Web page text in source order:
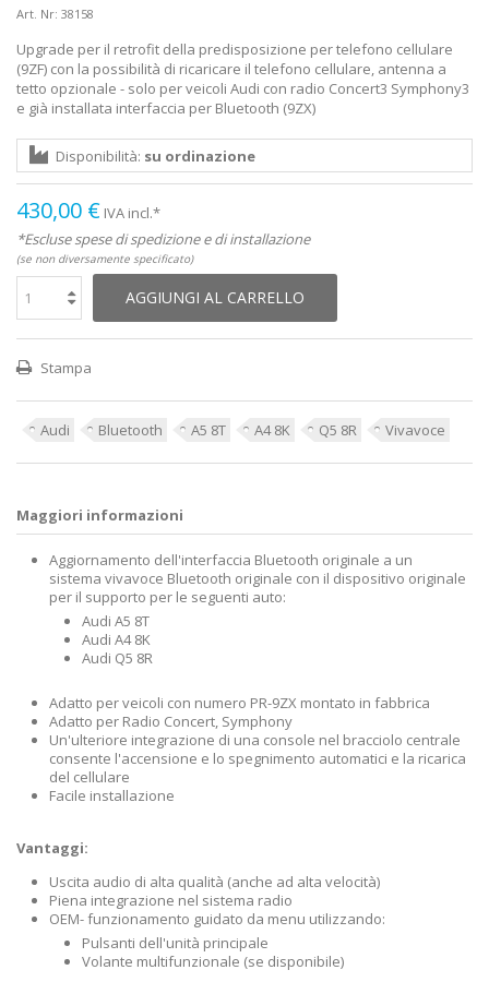
Art. Nr: 38158
Upgrade per il retrofit della predisposizione per telefono cellulare
(9ZF) con la possibilità di ricaricare il telefono cellulare, antenna a
tetto opzionale - solo per veicoli Audi con radio Concert3 Symphony3
e già installata interfaccia per Bluetooth (9ZX)
Disponibilità: su ordinazione
430,00 € IVA incl.*
*Escluse spese di spedizione e di installazione
(se non diversamente specificato)
AGGIUNGI AL CARRELLO
Stampa
Audi Bluetooth A5 8T A4 8K Q5 8R Vivavoce
Maggiori informazioni
Aggiornamento dell'interfaccia Bluetooth originale a un
sistema vivavoce Bluetooth originale con il dispositivo originale
per il supporto per le seguenti auto:
Audi A5 8T
Audi A4 8K
Audi Q5 8R
Adatto per veicoli con numero PR-9ZX montato in fabbrica
Adatto per Radio Concert, Symphony
Un'ulteriore integrazione di una console nel bracciolo centrale
consente l'accensione e lo spegnimento automatici e la ricarica
del cellulare
Facile installazione
Vantaggi:
Uscita audio di alta qualità (anche ad alta velocità)
Piena integrazione nel sistema radio
OEM- funzionamento guidato da menu utilizzando:
Pulsanti dell'unità principale
Volante multifunzionale (se disponibile)